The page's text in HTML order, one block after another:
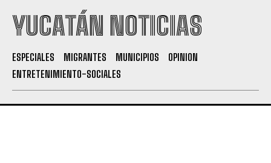
YUCATÁN NOTICIAS
ESPECIALES MIGRANTES MUNICIPIOS
OPINION
ENTRETENIMIENTO-SOCIALES